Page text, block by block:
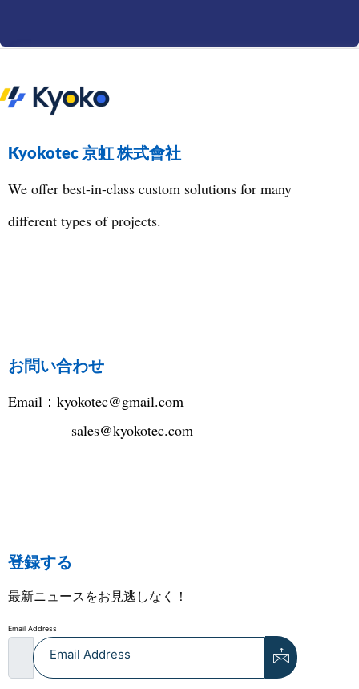
Kyokotec 京虹 株式會社
We offer best-in-class custom solutions for many
different types of projects.
お問い合わせ
Email： kyokotec@gmail.com
sales@kyokotec.com
登録する
最新ニュースをお見逃しなく！
Email Address